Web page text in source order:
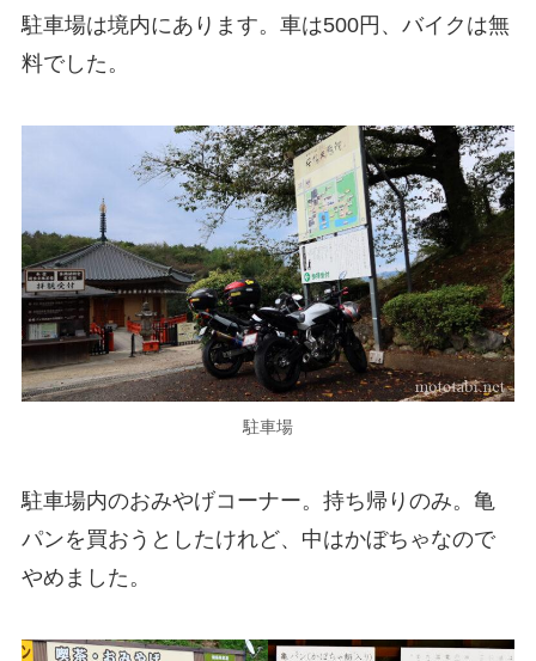
駐車場は境内にあります。車は500円、バイクは無
料でした。
駐車場
駐車場内のおみやげコーナー。持ち帰りのみ。亀
パンを買おうとしたけれど、中はかぼちゃなので
やめました。